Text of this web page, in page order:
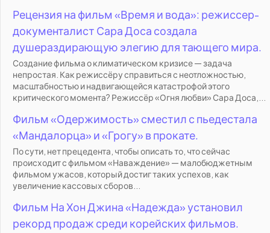
Рецензия на фильм «Время и вода»: режиссер-
документалист Сара Доса создала
душераздирающую элегию для тающего мира.
Создание фильма о климатическом кризисе — задача
непростая. Как режиссёру справиться с неотложностью,
масштабностью и надвигающейся катастрофой этого
критического момента? Режиссёр «Огня любви» Сара Доса,...
Фильм «Одержимость» сместил с пьедестала
«Мандалорца» и «Грогу» в прокате.
По сути, нет прецедента, чтобы описать то, что сейчас
происходит с фильмом «Наваждение» — малобюджетным
фильмом ужасов, который достиг таких успехов, как
увеличение кассовых сборов...
Фильм На Хон Джина «Надежда» установил
рекорд продаж среди корейских фильмов.